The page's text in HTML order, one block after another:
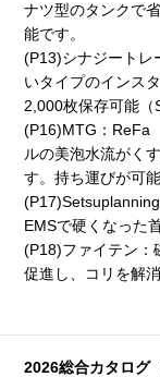
ナツ型のタンクで
能です。
(P13)シナジート
いタイプのインス
2,000枚保存可能（
(P16)MTG：
ルの美泡水流がく
す。持ち運びが可能
EMSで硬くなった
(P18)ファイテン
促進し、コリを解
2026総合カタログ